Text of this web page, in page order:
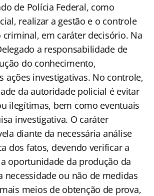
de Polícia Federal, como
realizar a gestão e o controle
criminal, em caráter decisório. Na
a responsabilidade de
do conhecimento,
ações investigativas. No controle,
da autoridade policial é evitar
ilegítimas, bem como eventuais
investigativa. O caráter
diante da necessária análise
dos fatos, devendo verificar a
oportunidade da produção da
necessidade ou não de medidas
meios de obtenção de prova,